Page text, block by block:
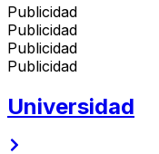
Publicidad
Publicidad
Publicidad
Publicidad
Universidad